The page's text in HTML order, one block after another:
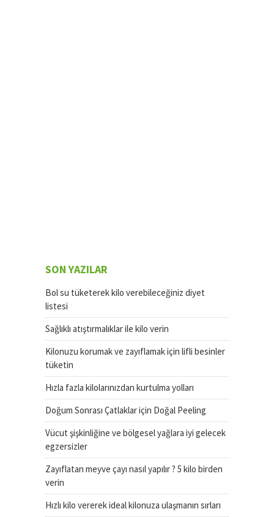
SON YAZILAR
Bol su tüketerek kilo verebileceğiniz diyet
listesi
Sağlıklı atıştırmalıklar ile kilo verin
Kilonuzu korumak ve zayıflamak için lifli besinler
tüketin
Hızla fazla kilolarınızdan kurtulma yolları
Doğum Sonrası Çatlaklar için Doğal Peeling
Vücut şişkinliğine ve bölgesel yağlara iyi gelecek
egzersizler
Zayıflatan meyve çayı nasıl yapılır ? 5 kilo birden
verin
Hızlı kilo vererek ideal kilonuza ulaşmanın sırları